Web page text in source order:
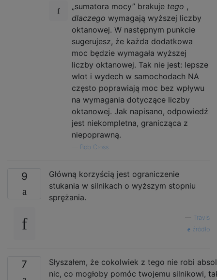
„sumatora mocy” brakuje tego ,
dlaczego wymagają wyższej liczby
oktanowej. W następnym punkcie
sugerujesz, że każda dodatkowa
moc będzie wymagała wyższej
liczby oktanowej. Tak nie jest: lepsze
wlot i wydech w samochodach NA
często poprawiają moc bez wpływu
na wymagania dotyczące liczby
oktanowej. Jak napisano, odpowiedź
jest niekompletna, granicząca z
niepoprawną.
Bob Cross
9
Główną korzyścią jest ograniczenie
stukania w silnikach o wyższym stopniu
sprężania.
Travis
źródło
7
Słyszałem, że cokolwiek z tego nie robi
nic, co mogłoby pomóc twojemu silnikowi,